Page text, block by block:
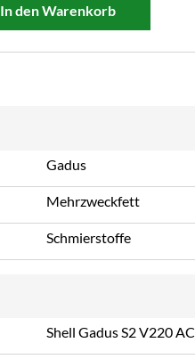
In den Warenkorb
Gadus
Mehrzweckfett
Schmierstoffe
Shell Gadus S2 V220 AC